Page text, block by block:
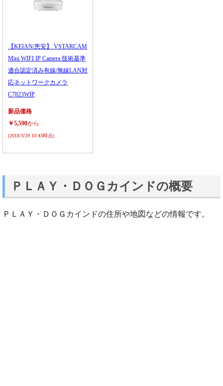
【KEIAN/恵安】 VSTARCAM
Mini WIFI IP Camera 技術基準
適合認定済み有線/無線LAN対
応ネットワークカメラ
C7823WIP
新品価格
￥5,590から
(2018/3/29 10:43時点)
ＰＬＡＹ・ＤＯＧカインドの概要
ＰＬＡＹ・ＤＯＧカインドの住所や地図などの情報です。